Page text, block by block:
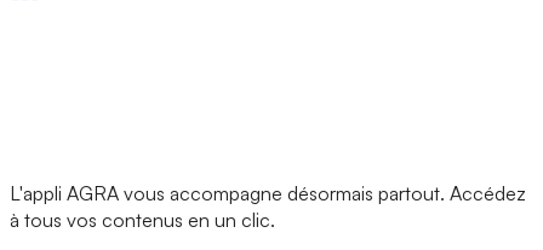
L'appli AGRA vous accompagne désormais partout. Accédez
à tous vos contenus en un clic.